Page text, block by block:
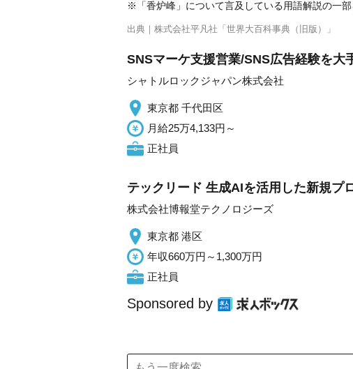
※「香炉峰」について言及している用語解説の一部
出典｜ 株式会社平凡社「世界大百科事典（旧版）」
SNSマーケ支援営業/SNS広告経験を大
シャトルロックジャパン株式会社
東京都 千代田区
月給25万4,133円～
正社員
テックリード 生成AIを活用した新規プ
株式会社博報堂テクノロジーズ
東京都 港区
年収660万円～1,300万円
正社員
Sponsored by